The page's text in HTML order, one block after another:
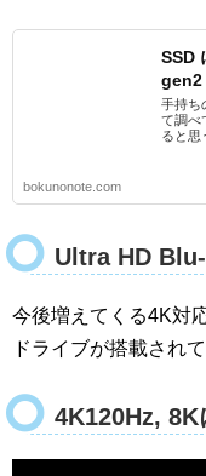
SSD
gen2
手持ち
て調べ
ると思
bokunonote.com
Ultra HD
今後増えてくる4K対
ドライブが搭載されて
4K120Hz, 8K